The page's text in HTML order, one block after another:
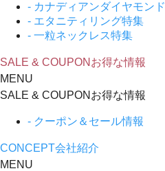
- カナディアンダイヤモンド
- エタニティリング特集
- 一粒ネックレス特集
SALE & COUPON お得な情報
MENU
SALE & COUPON お得な情報
- クーポン＆セール情報
CONCEPT会社紹介
MENU